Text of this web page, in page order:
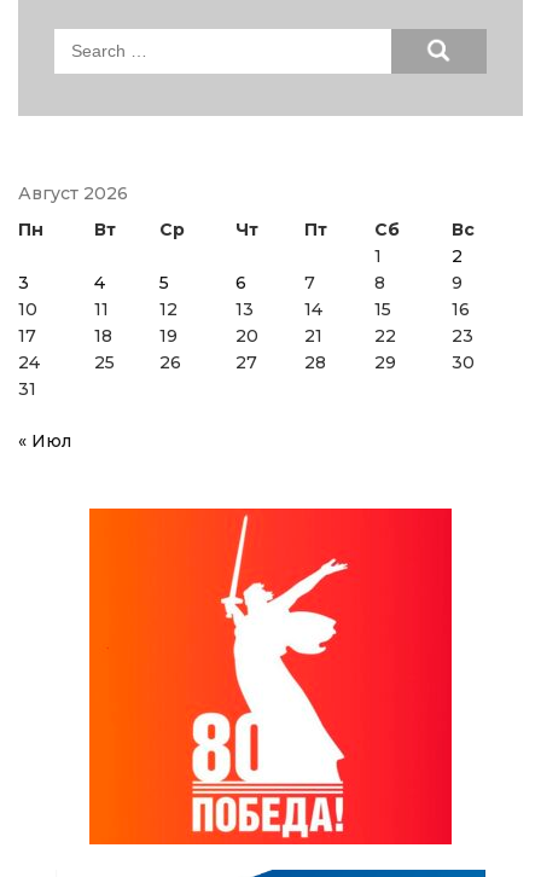
Search
Август 2026
Пн
Вт Ср Чт Пт Сб
Вс
1
2
3
4 5 6 7 8
9
10
11 12 13 14 15
16
17
18 19 20 21 22
23
24
25 26 27 28 29
30
31
« Июл